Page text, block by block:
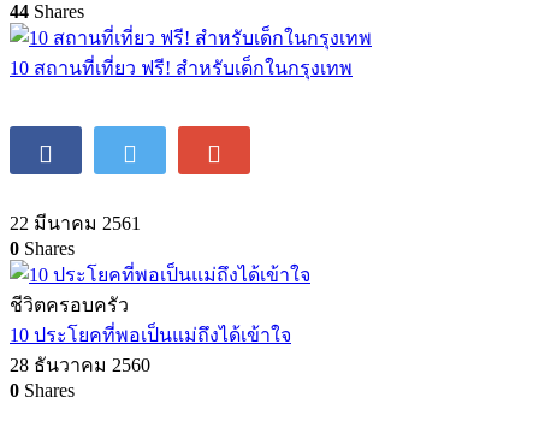
44 Shares
10 สถานที่เที่ยว ฟรี! สำหรับเด็กในกรุงเทพ
22 มีนาคม 2561
0 Shares
ชีวิตครอบครัว
10 ประโยคที่พอเป็นแม่ถึงได้เข้าใจ
28 ธันวาคม 2560
0 Shares